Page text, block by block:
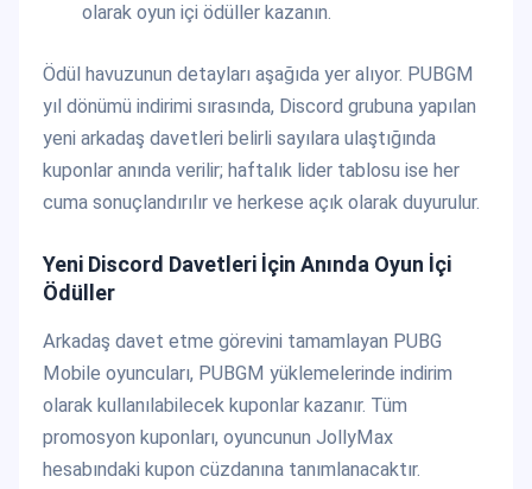
olarak oyun içi ödüller kazanın.
Ödül havuzunun detayları aşağıda yer alıyor. PUBGM
yıl dönümü indirimi sırasında, Discord grubuna yapılan
yeni arkadaş davetleri belirli sayılara ulaştığında
kuponlar anında verilir; haftalık lider tablosu ise her
cuma sonuçlandırılır ve herkese açık olarak duyurulur.
Yeni Discord Davetleri İçin Anında Oyun İçi
Ödüller
Arkadaş davet etme görevini tamamlayan PUBG
Mobile oyuncuları, PUBGM yüklemelerinde indirim
olarak kullanılabilecek kuponlar kazanır. Tüm
promosyon kuponları, oyuncunun JollyMax
hesabındaki kupon cüzdanına tanımlanacaktır.